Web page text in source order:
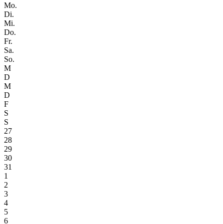
Mo.
Di.
Mi.
Do.
Fr.
Sa.
So.
M
D
M
D
F
S
S
27
28
29
30
31
1
2
3
4
5
6